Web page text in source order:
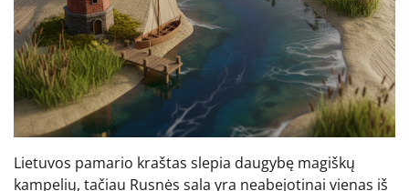
Lietuvos pamario kraštas slepia daugybę magiškų
kampelių, tačiau Rusnės sala yra neabejotinai vienas iš